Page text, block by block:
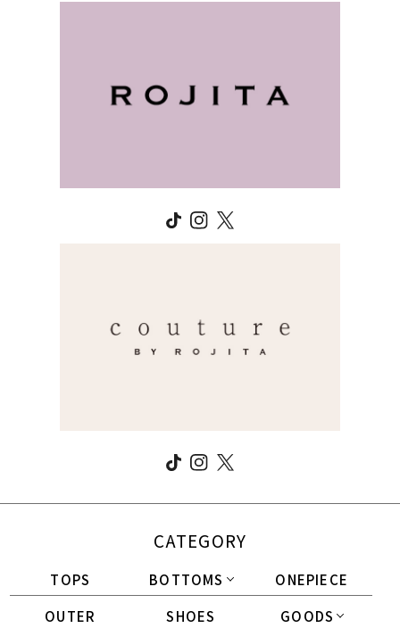
CATEGORY
TOPS BOTTOMS
ONEPIECE
OUTER
SHOES GOODS